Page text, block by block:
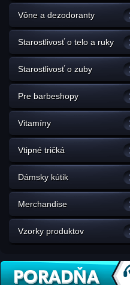
Vône a dezodoranty
Starostlivosť o telo a ruky
Starostlivosť o zuby
Pre barbeshopy
Vitamíny
Vtipné tričká
Dámsky kútik
Merchandise
Vzorky produktov